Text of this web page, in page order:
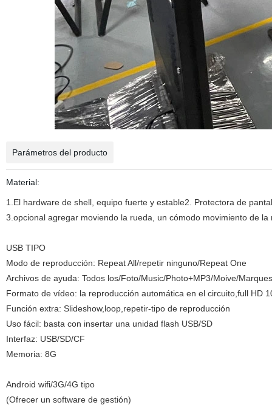
Parámetros del producto
Material:
1.El hardware de shell, equipo fuerte y estable2. Protectora de
3.opcional agregar moviendo la rueda, un cómodo movimiento de la
USB TIPO
Modo de reproducción: Repeat All/repetir ninguno/Repeat One
Archivos de ayuda: Todos los/Foto/Music/Photo+MP3/Moive/
Formato de vídeo: la reproducción automática en el circuito,full HD
Función extra: Slideshow,loop,repetir-tipo de reproducción
Uso fácil: basta con insertar una unidad flash USB/SD
Interfaz: USB/SD/CF
Memoria: 8G
Android wifi/3G/4G tipo
(Ofrecer un software de gestión)